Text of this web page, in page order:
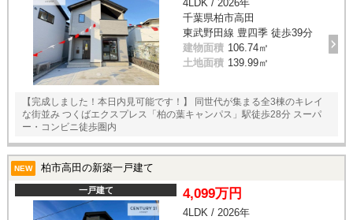
4LDK / 2026年
千葉県柏市高田
東武野田線 豊四季 徒歩39分
建物面積 106.74㎡
土地面積 139.99㎡
【完成しました！本日内見可能です！】 同世代が集まる全3棟のキレイ
な街並み つくばエクスプレス「柏の葉キャンパス」駅徒歩28分 スーパ
ー・コンビニ徒歩圏内
NEW 柏市高田の新築一戸建て
一戸建て 4,099万円
4LDK / 2026年